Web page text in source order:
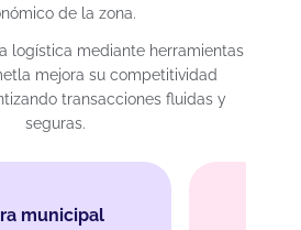
de la zona.
logística mediante herramientas
mejora su competitividad
transacciones fluidas y
seguras.
municipal